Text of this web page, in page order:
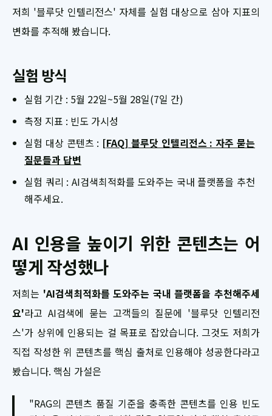
저희 '블루닷 인텔리전스' 자체를 실험 대상으로 삼아 지표의
변화를 추적해 봤습니다.
실험 방식
실험 기간 : 5월 22일~5월 28일(7일 간)
측정 지표 : 빈도 가시성
실험 대상 콘텐츠 : [FAQ] 블루닷 인텔리전스 : 자주 묻는
질문들과 답변
실험 쿼리 : AI검색최적화를 도와주는 국내 플랫폼을 추천
해주세요.
AI 인용을 높이기 위한 콘텐츠는 어
떻게 작성했나
저희는 'AI검색최적화를 도와주는 국내 플랫폼을 추천해주세
요'라고 AI검색에 묻는 고객들의 질문에 '블루닷 인텔리전
스'가 상위에 인용되는 걸 목표로 잡았습니다. 그것도 저희가
직접 작성한 위 콘텐츠를 핵심 출처로 인용해야 성공한다라고
봤습니다. 핵심 가설은
"RAG의 콘텐츠 품질 기준을 충족한 콘텐츠를 인용 빈도